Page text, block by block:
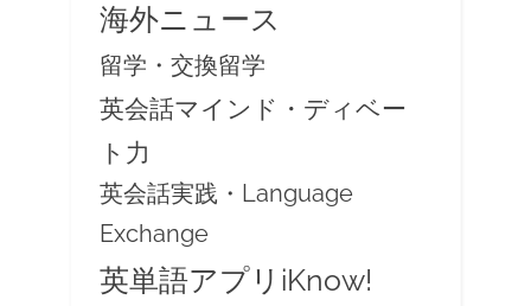
海外ニュース
留学・交換留学
英会話マインド・ディベー
ト力
英会話実践・Language
Exchange
英単語アプリiKnow!